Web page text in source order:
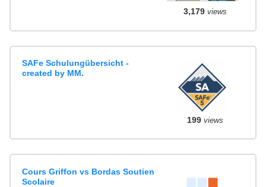
3,179views
SAFe Schulungübersicht -
created by MM.
199views
Cours Griffon vs Bordas Soutien
Scolaire